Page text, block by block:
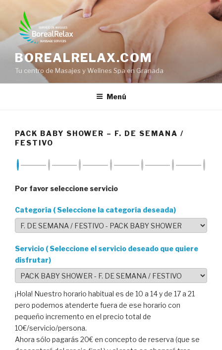
contenido
BOREALRELAX.COM
Tu centro de Masajes y Wellnes Spa en Granada
Menú
PACK BABY SHOWER – F. DE SEMANA /
FESTIVO
Por favor seleccione servicio
Categoría ( Seleccione la categoría deseada)
Servicio ( Seleccione el servicio deseado que quiere
disfrutar)
¡Hola! Nuestro horario habitual es de 10 a 14 y de 17 a 21
pero podemos atenderte fuera de ese horario con
pequeño incremento en el precio total de
10€/servicio/persona.
Ahora sólo pagarás 20€ en concepto de reserva (que se